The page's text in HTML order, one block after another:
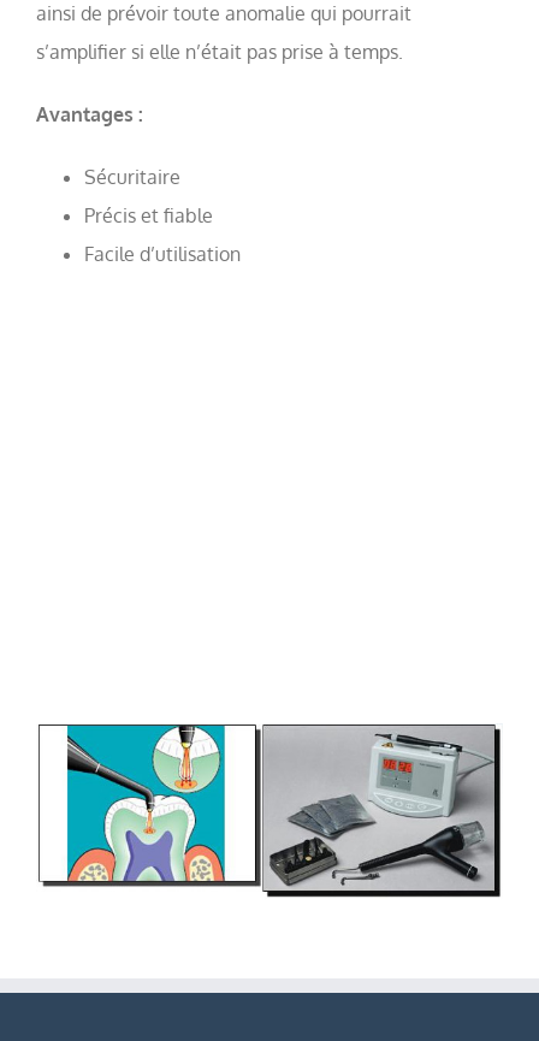
ainsi de prévoir toute anomalie qui pourrait
s’amplifier si elle n’était pas prise à temps.
Avantages :
Sécuritaire
Précis et fiable
Facile d’utilisation